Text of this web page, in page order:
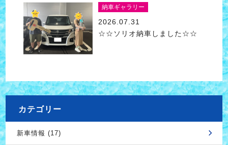
納車ギャラリー
2026.07.31
☆☆ソリオ納車しました☆☆
カテゴリー
新車情報 (17)